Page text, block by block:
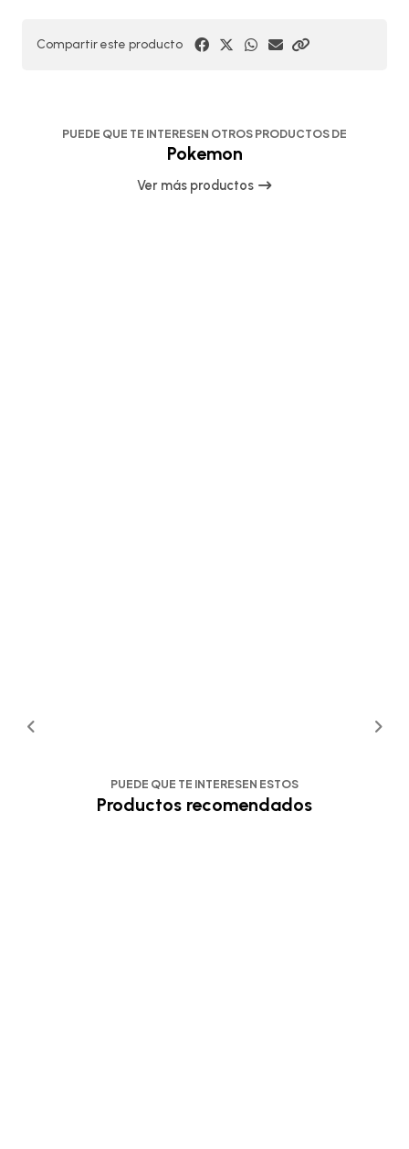
Compartir este producto
PUEDE QUE TE INTERESEN OTROS PRODUCTOS DE
Pokemon
Ver más productos
PUEDE QUE TE INTERESEN ESTOS
Productos recomendados